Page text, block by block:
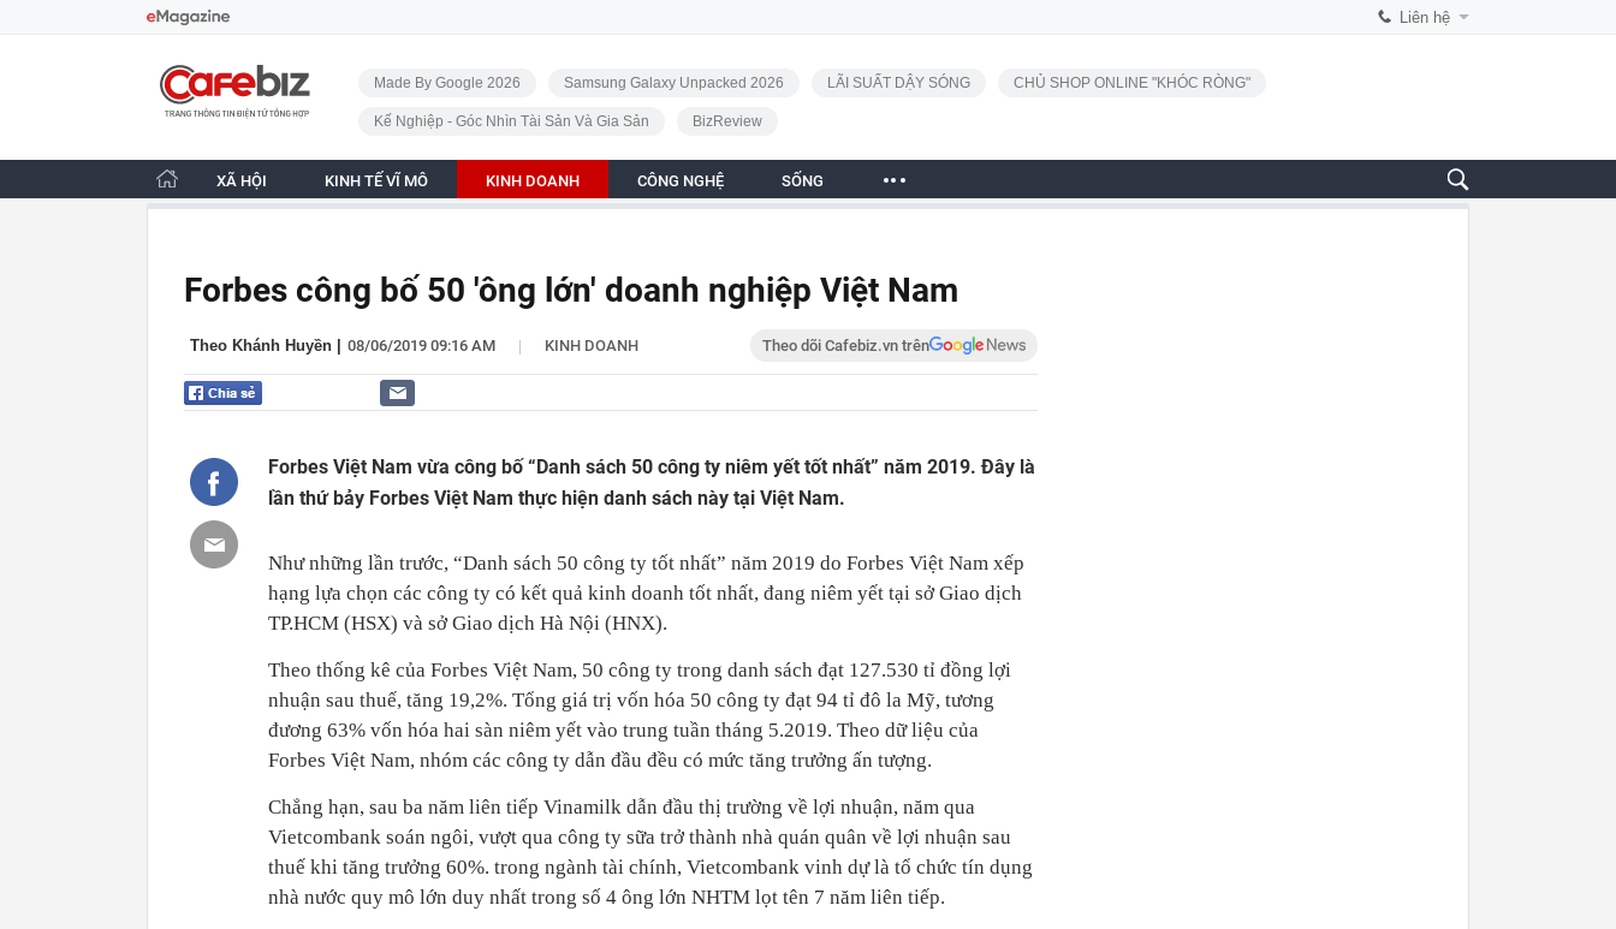
Liên hệ
CafeBiz - Trang chủ
Made By Google 2026 Samsung Galaxy Unpacked 2026 LÃI SUẤT DẬY SÓNG CHỦ SHOP ONLINE "KHÓC RÒNG"
Kế Nghiệp - Góc Nhìn Tài Sản Và Gia Sản BizReview
XÃ HỘI KINH TẾ VĨ MÔ KINH DOANH CÔNG NGHỆ SỐNG
Forbes công bố 50 'ông lớn' doanh nghiệp Việt Nam
Theo Khánh Huyền 08/06/2019 09:16 AM | KINH DOANH Theo dõi Cafebiz.vn trên
Forbes Việt Nam vừa công bố “Danh sách 50 công ty niêm yết tốt nhất” năm 2019. Đây là
lần thứ bảy Forbes Việt Nam thực hiện danh sách này tại Việt Nam.
Như những lần trước, “Danh sách 50 công ty tốt nhất” năm 2019 do Forbes Việt Nam xếp
hạng lựa chọn các công ty có kết quả kinh doanh tốt nhất, đang niêm yết tại sở Giao dịch
TP.HCM (HSX) và sở Giao dịch Hà Nội (HNX).
Theo thống kê của Forbes Việt Nam, 50 công ty trong danh sách đạt 127.530 tỉ đồng lợi
nhuận sau thuế, tăng 19,2%. Tổng giá trị vốn hóa 50 công ty đạt 94 tỉ đô la Mỹ, tương
đương 63% vốn hóa hai sàn niêm yết vào trung tuần tháng 5.2019. Theo dữ liệu của
Forbes Việt Nam, nhóm các công ty dẫn đầu đều có mức tăng trưởng ấn tượng.
Chẳng hạn, sau ba năm liên tiếp Vinamilk dẫn đầu thị trường về lợi nhuận, năm qua
Vietcombank soán ngôi, vượt qua công ty sữa trở thành nhà quán quân về lợi nhuận sau
thuế khi tăng trưởng 60%. trong ngành tài chính, Vietcombank vinh dự là tổ chức tín dụng
nhà nước quy mô lớn duy nhất trong số 4 ông lớn NHTM lọt tên 7 năm liên tiếp.